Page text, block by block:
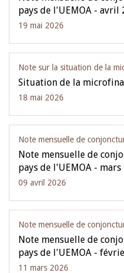
pays de l'UEMOA - avril
19 mai 2026
Note sur la situation de la
Situation de la
18 mai 2026
Note mensuelle de
Note mensuelle de
pays de l'UEMOA - mars
09 avril 2026
Note mensuelle de
Note mensuelle de
pays de l'UEMOA -
11 mars 2026